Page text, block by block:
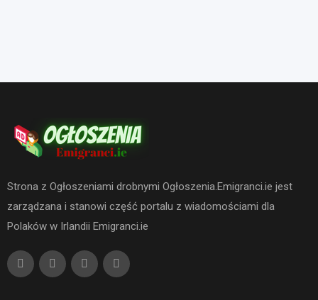
Strona z Ogłoszeniami drobnymi Ogłoszenia.Emigranci.ie jest
zarządzana i stanowi część portalu z wiadomościami dla
Polaków w Irlandii Emigranci.ie